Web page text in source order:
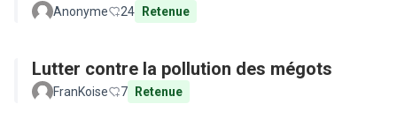
Anonyme 24 Retenue
Lutter contre la pollution des mégots
FranKoise 7 Retenue